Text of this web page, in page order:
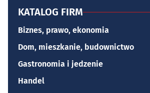
KATALOG FIRM
Biznes, prawo, ekonomia
Dom, mieszkanie, budownictwo
Gastronomia i jedzenie
Handel